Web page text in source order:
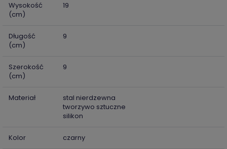
Wysokość
(cm)
19
Długość
(cm)
9
Szerokość
(cm)
9
Materiał
stal nierdzewna
tworzywo sztuczne
silikon
Kolor czarny